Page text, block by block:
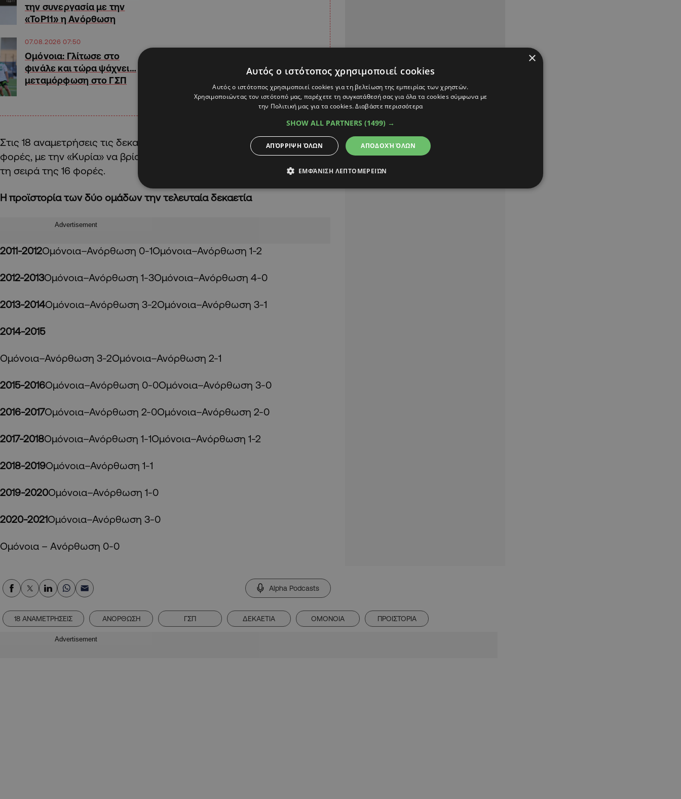
την συνεργασία με την
«ToP11» η Ανόρθωση
07.08.2026 07:50
Ομόνοια: Γλίτωσε στο
φινάλε και τώρα ψάχνει…
μεταμόρφωση στο ΓΣΠ
Στις 18 αναμετρήσεις τις δεκαετίας στο ΓΣΠ η Ομόνοια έχει σκοράρει 31
φορές, με την «Κυρία» να βρίσκει το δρόμο για τα αντίπαλα δίκτυα με
τη σειρά της 16 φορές.
Η προϊστορία των δύο ομάδων την τελευταία δεκαετία
Advertisement
2011-2012Ομόνοια–Ανόρθωση 0-1Ομόνοια–Ανόρθωση 1-2
2012-2013Ομόνοια–Ανόρθωση 1-3Ομόνοια–Ανόρθωση 4-0
2013-2014Ομόνοια–Ανόρθωση 3-2Ομόνοια–Ανόρθωση 3-1
2014-2015
Ομόνοια–Ανόρθωση 3-2Ομόνοια–Ανόρθωση 2-1
2015-2016Ομόνοια–Ανόρθωση 0-0Ομόνοια–Ανόρθωση 3-0
2016-2017Ομόνοια–Ανόρθωση 2-0Ομόνοια–Ανόρθωση 2-0
2017-2018Ομόνοια–Ανόρθωση 1-1Ομόνοια–Ανόρθωση 1-2
2018-2019Ομόνοια–Ανόρθωση 1-1
2019-2020Ομόνοια–Ανόρθωση 1-0
2020-2021Ομόνοια–Ανόρθωση 3-0
Ομόνοια – Aνόρθωση 0-0
Alpha Podcasts
18 ΑΝΑΜΕΤΡΗΣΕΙΣ ΑΝΟΡΘΩΣΗ ΓΣΠ ΔΕΚΑΕΤΙΑ ΟΜΟΝΟΙΑ ΠΡΟΙΣΤΟΡΙΑ
Advertisement
×
Αυτός ο ιστότοπος χρησιμοποιεί cookies
Αυτός ο ιστότοπος χρησιμοποιεί cookies για τη βελτίωση της εμπειρίας των χρηστών.
Χρησιμοποιώντας τον ιστότοπό μας, παρέχετε τη συγκατάθεσή σας για όλα τα cookies σύμφωνα με
την Πολιτική μας για τα cookies.Διαβάστε περισσότερα
SHOW ALL PARTNERS (1499) →
ΑΠΟΔΟΧΉ ΌΛΩΝ
ΑΠΌΡΡΙΨΗ ΌΛΩΝ
ΕΜΦΆΝΙΣΗ ΛΕΠΤΟΜΕΡΕΙΏΝ